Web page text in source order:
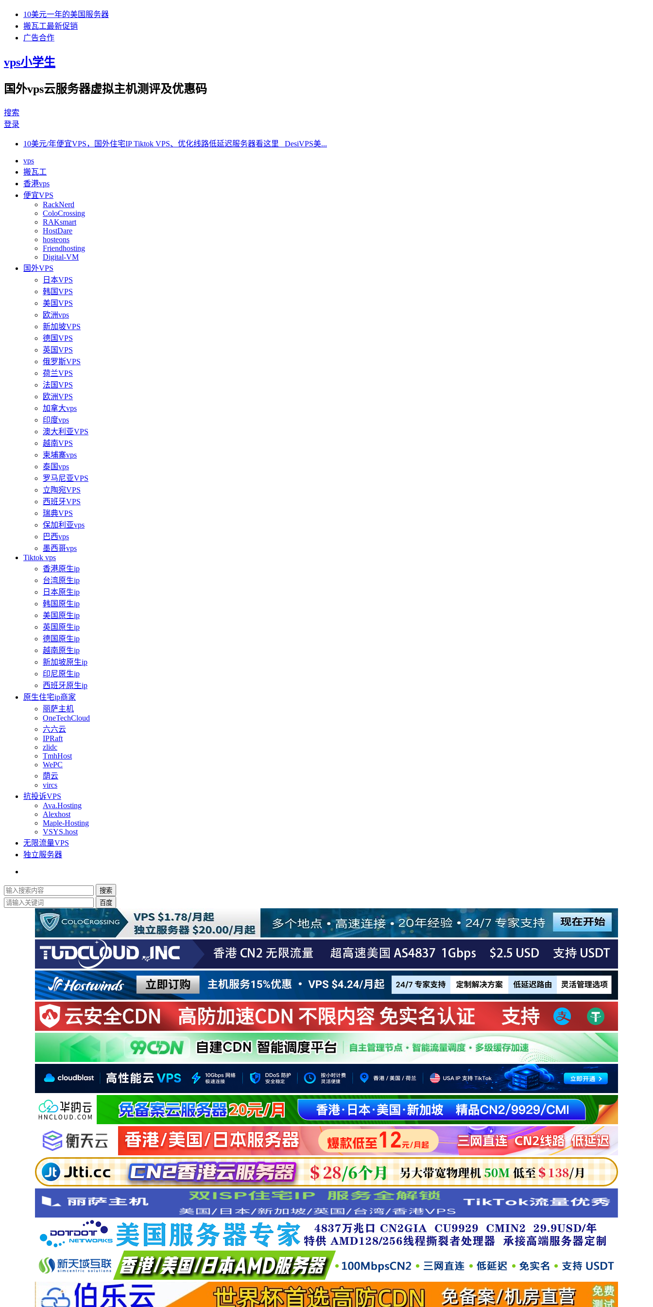
10美元一年的美国服务器
搬瓦工最新促销
广告合作
vps小学生
国外vps云服务器虚拟主机测评及优惠码
搜索
登录
10美元/年便宜VPS，国外住宅IP Tiktok VPS、优化线路低延迟服务器看这里 DesiVPS美...
vps
搬瓦工
香港vps
便宜VPS
RackNerd
ColoCrossing
RAKsmart
HostDare
hosteons
Friendhosting
Digital-VM
国外VPS
日本VPS
韩国VPS
美国VPS
欧洲vps
新加坡VPS
德国VPS
英国VPS
俄罗斯VPS
荷兰VPS
法国VPS
欧洲VPS
加拿大vps
印度vps
澳大利亚VPS
越南VPS
柬埔寨vps
泰国vps
罗马尼亚VPS
立陶宛VPS
西班牙VPS
瑞典VPS
保加利亚vps
巴西vps
墨西哥vps
Tiktok vps
香港原生ip
台湾原生ip
日本原生ip
韩国原生ip
美国原生ip
英国原生ip
德国原生ip
越南原生ip
新加坡原生ip
印尼原生ip
西班牙原生ip
原生住宅ip商家
丽萨主机
OneTechCloud
六六云
IPRaft
zlidc
TmhHost
WePC
荫云
vircs
抗投诉VPS
Ava.Hosting
Alexhost
Maple-Hosting
VSYS.host
无限流量VPS
独立服务器